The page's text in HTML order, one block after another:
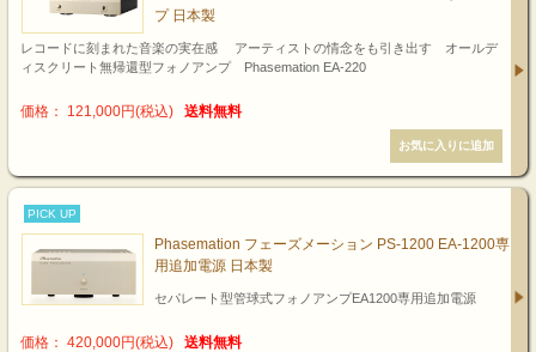
プ 日本製
レコードに刻まれた音楽の実在感 アーティストの情念をも引き出す オールデ
ィスクリート無帰還型フォノアンプ Phasemation EA-220
価格： 121,000円(税込) 送料無料
PICK UP
Phasemation フェーズメーション PS-1200 EA-1200専
用追加電源 日本製
セパレート型管球式フォノアンプEA1200専用追加電源
価格： 420,000円(税込) 送料無料